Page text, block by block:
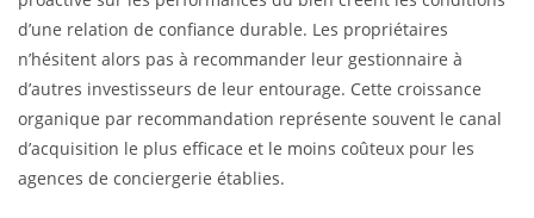
d’une relation de confiance durable. Les propriétaires
n’hésitent alors pas à recommander leur gestionnaire à
d’autres investisseurs de leur entourage. Cette croissance
organique par recommandation représente souvent le canal
d’acquisition le plus efficace et le moins coûteux pour les
agences de conciergerie établies.